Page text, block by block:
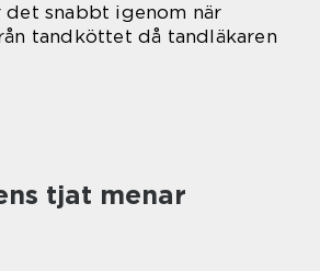
det snabbt igenom när
tandköttet då tandläkaren
tjat menar